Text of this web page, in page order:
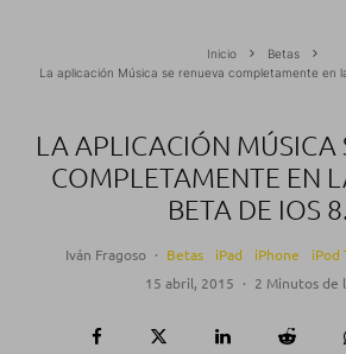
Inicio
Betas
La aplicación Música se renueva completamente en
LA APLICACIÓN MÚSICA
COMPLETAMENTE EN
BETA DE IOS
Iván Fragoso · Betas iPad iPhone iPod
15 abril, 2015 · 2 Minutos de